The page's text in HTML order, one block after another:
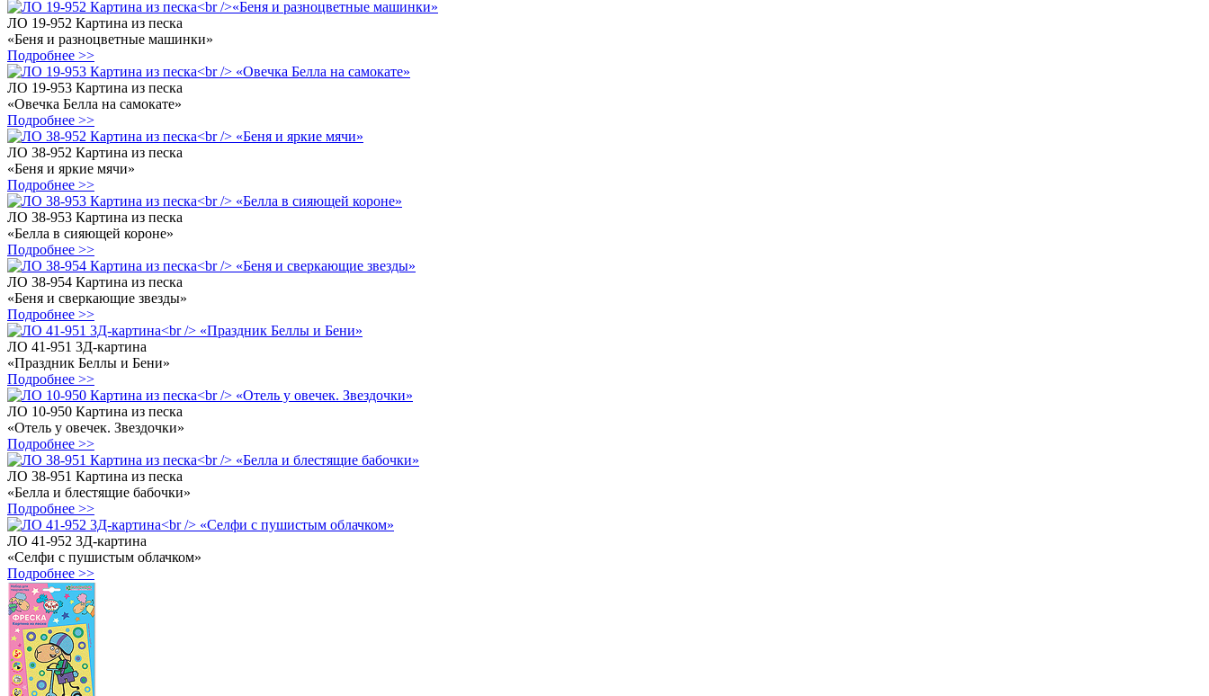
ЛО 19-952 Картина из песка
«Беня и разноцветные машинки»
Подробнее >>
ЛО 19-953 Картина из песка
«Овечка Белла на самокате»
Подробнее >>
ЛО 38-952 Картина из песка
«Беня и яркие мячи»
Подробнее >>
ЛО 38-953 Картина из песка
«Белла в сияющей короне»
Подробнее >>
ЛО 38-954 Картина из песка
«Беня и сверкающие звезды»
Подробнее >>
ЛО 41-951 3Д-картина
«Праздник Беллы и Бени»
Подробнее >>
ЛО 10-950 Картина из песка
«Отель у овечек. Звездочки»
Подробнее >>
ЛО 38-951 Картина из песка
«Белла и блестящие бабочки»
Подробнее >>
ЛО 41-952 3Д-картина
«Селфи с пушистым облачком»
Подробнее >>